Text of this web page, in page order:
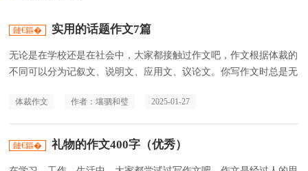
实用的话题作文7篇
无论是在学校还是在社会中，大家都接触过作文吧，作文根据体裁的
不同可以分为记叙文、说明文、应用文、议论文。你写作文时总是无
体裁作文 作者：壤驷和璧 2025-01-27
礼物的作文400字（优秀）